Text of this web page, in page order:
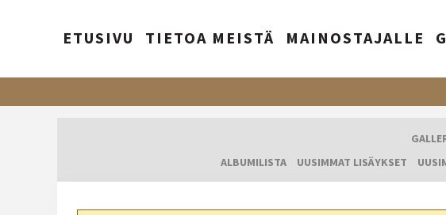
ETUSIVU TIETOA MEISTÄ MAINOSTAJALLE
ALBUMILISTA
UUSIMMAT LISÄYKSET